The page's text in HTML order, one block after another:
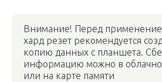
Внимание! Перед
хард резет рекомендуется
копию данных с планшета.
информацию можно в
или на карте памяти